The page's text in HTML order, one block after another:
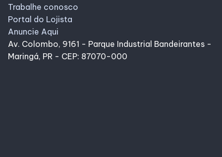
Trabalhe conosco
Portal do Lojista
Anuncie Aqui
Av. Colombo, 9161 - Parque Industrial Bandeirantes -
Maringá, PR - CEP: 87070-000